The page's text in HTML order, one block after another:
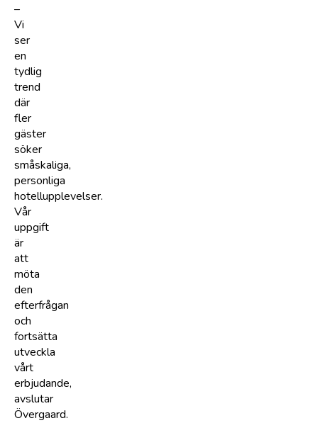
–
Vi
ser
en
tydlig
trend
där
fler
gäster
söker
småskaliga,
personliga
hotellupplevelser.
Vår
uppgift
är
att
möta
den
efterfrågan
och
fortsätta
utveckla
vårt
erbjudande,
avslutar
Övergaard.